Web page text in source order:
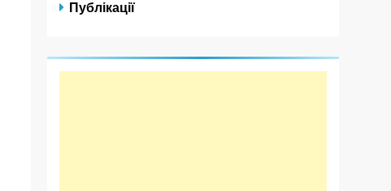
Публікації